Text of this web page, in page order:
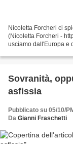
Nicoletta Forcheri ci
(Nicoletta Forcheri -
usciamo dall'Europa e
Sovranità,
asfissia
Pubblicato su 05/10/
Da Gianni Fraschetti